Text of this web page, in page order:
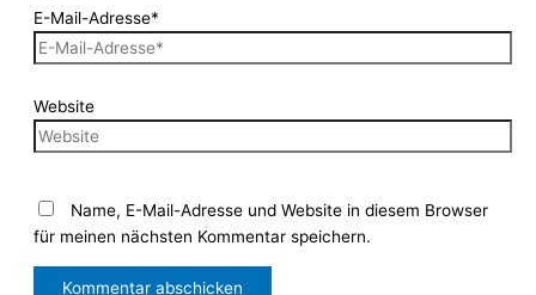
E-Mail-Adresse*
Website
Name, E-Mail-Adresse und Website in diesem Browser
für meinen nächsten Kommentar speichern.